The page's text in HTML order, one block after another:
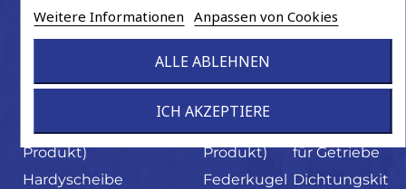
Weitere Informationen Anpassen von Cookies
ALLE ABLEHNEN
ICH AKZEPTIERE
Produkt)
Hardyscheibe
Produkt)
Federkugel
für Getriebe
Dichtungskit